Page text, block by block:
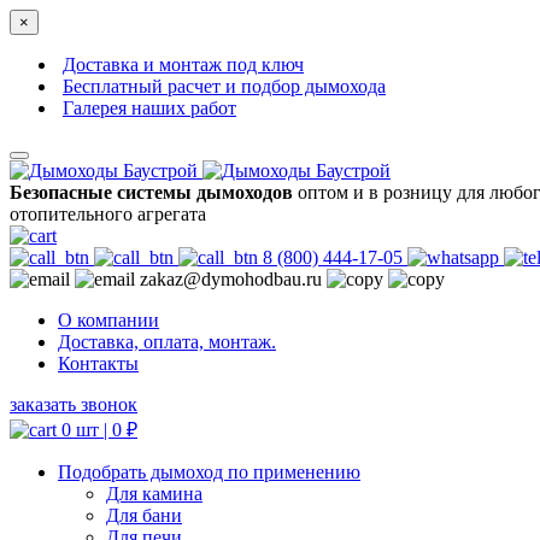
×
Доставка и монтаж под ключ
Бесплатный расчет и подбор дымохода
Галерея наших работ
Безопасные системы дымоходов оптом и в розницу для
отопительного агрегата
8 (800) 444-17-05
zakaz@dymohodbau.ru
О компании
Доставка, оплата, монтаж.
Контакты
заказать звонок
0 шт | 0 ₽
Подобрать дымоход по применению
Для камина
Для бани